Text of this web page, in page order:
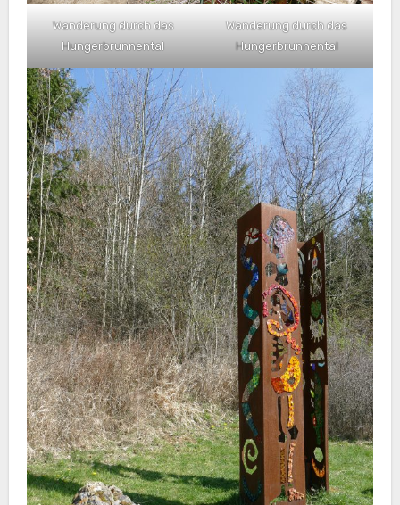
Wanderung durch das
Hungerbrunnental
Wanderung durch das
Hungerbrunnental